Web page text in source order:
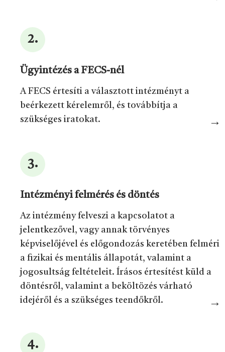
Ügyintézés a FECS-nél
A FECS értesíti a választott intézményt a
beérkezett kérelemről, és továbbítja a
szükséges iratokat.
Intézményi felmérés és döntés
Az intézmény felveszi a kapcsolatot a
jelentkezővel, vagy annak törvényes
képviselőjével és előgondozás keretében felméri
a fizikai és mentális állapotát, valamint a
jogosultság feltételeit. Írásos értesítést küld a
döntésről, valamint a beköltözés várható
idejéről és a szükséges teendőkről.